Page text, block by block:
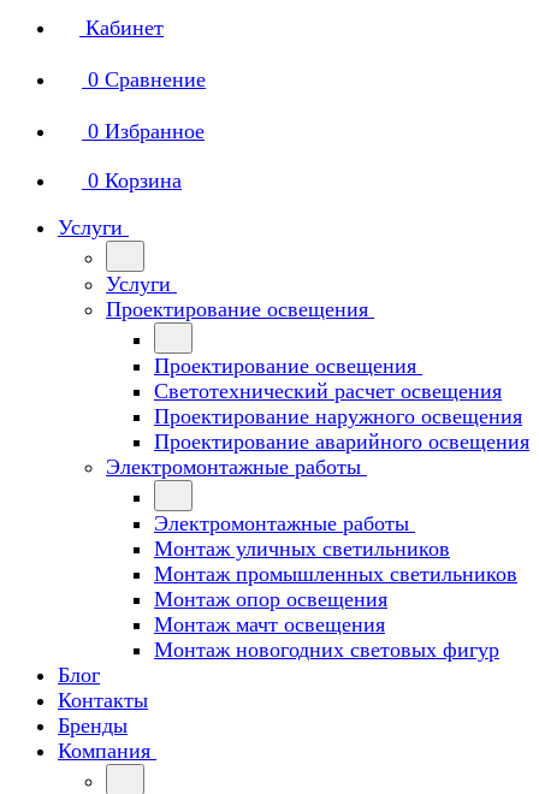
Кабинет
0 Сравнение
0 Избранное
0 Корзина
Услуги
Услуги
Проектирование освещения
Проектирование освещения
Светотехнический расчет освещения
Проектирование наружного освещения
Проектирование аварийного освещения
Электромонтажные работы
Электромонтажные работы
Монтаж уличных светильников
Монтаж промышленных светильников
Монтаж опор освещения
Монтаж мачт освещения
Монтаж новогодних световых фигур
Блог
Контакты
Бренды
Компания